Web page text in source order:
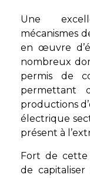
Une
mécanismes
en œuvre
nombreux
permis de
permettant
productions
électrique
présent à
Fort de cette
de